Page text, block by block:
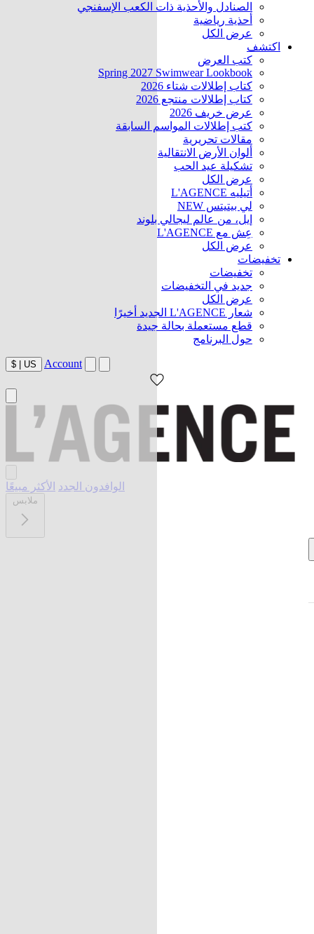
الصنادل والأحذية ذات الكعب الإسفنجي
أحذية رياضية
عرض الكل
اكتشف
كتب العرض
Spring 2027 Swimwear Lookbook
كتاب إطلالات شتاء 2026
كتاب إطلالات منتجع 2026
عرض خريف 2026
كتب إطلالات المواسم السابقة
مقالات تحريرية
ألوان الأرض الانتقالية
تشكيلة عيد الحب
عرض الكل
أتيليه L'AGENCE
لي بيتيتس NEW
إيل، من عالم ليجالي بلوند
عِش مع L'AGENCE
عرض الكل
تخفيضات
تخفيضات
جديد في التخفيضات
عرض الكل
شعار L'AGENCE الجديد أخيرًا
قطع مستعملة بحالة جيدة
حول البرنامج
US
$ Account
الوافدون الجدد الأكثر مبيعًا
ملابس